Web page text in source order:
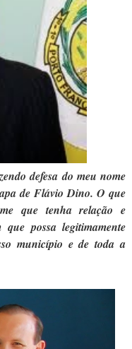
defesa do meu nome
de Flávio Dino. O que
que tenha relação e
possa legitimamente
município e de toda a